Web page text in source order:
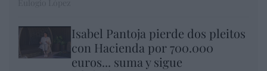
Isabel Pantoja pierde dos pleitos
con Hacienda por 700.000
euros... suma y sigue